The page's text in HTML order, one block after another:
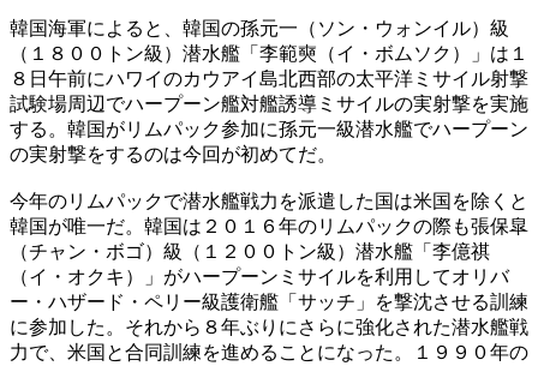
韓国海軍によると、韓国の孫元一（ソン・ウォンイル）級
（１８００トン級）潜水艦「李範奭（イ・ボムソク）」は１
８日午前にハワイのカウアイ島北西部の太平洋ミサイル射撃
試験場周辺でハープーン艦対艦誘導ミサイルの実射撃を実施
する。韓国がリムパック参加に孫元一級潜水艦でハープーン
の実射撃をするのは今回が初めてだ。
今年のリムパックで潜水艦戦力を派遣した国は米国を除くと
韓国が唯一だ。韓国は２０１６年のリムパックの際も張保皐
（チャン・ボゴ）級（１２００トン級）潜水艦「李億祺
（イ・オクキ）」がハープーンミサイルを利用してオリバ
ー・ハザード・ペリー級護衛艦「サッチ」を撃沈させる訓練
に参加した。それから８年ぶりにさらに強化された潜水艦戦
力で、米国と合同訓練を進めることになった。１９９０年の